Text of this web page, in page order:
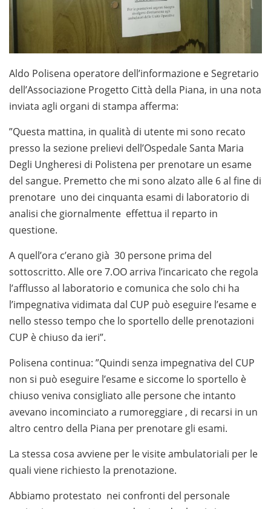
Aldo Polisena operatore dell’informazione e Segretario
dell’Associazione Progetto Città della Piana, in una nota
inviata agli organi di stampa afferma:
”Questa mattina, in qualità di utente mi sono recato
presso la sezione prelievi dell’Ospedale Santa Maria
Degli Ungheresi di Polistena per prenotare un esame
del sangue. Premetto che mi sono alzato alle 6 al fine di
prenotare uno dei cinquanta esami di laboratorio di
analisi che giornalmente effettua il reparto in
questione.
A quell’ora c’erano già 30 persone prima del
sottoscritto. Alle ore 7.OO arriva l’incaricato che regola
l’afflusso al laboratorio e comunica che solo chi ha
l’impegnativa vidimata dal CUP può eseguire l’esame e
nello stesso tempo che lo sportello delle prenotazioni
CUP è chiuso da ieri”.
Polisena continua: ”Quindi senza impegnativa del CUP
non si può eseguire l’esame e siccome lo sportello è
chiuso veniva consigliato alle persone che intanto
avevano incominciato a rumoreggiare , di recarsi in un
altro centro della Piana per prenotare gli esami.
La stessa cosa avviene per le visite ambulatoriali per le
quali viene richiesto la prenotazione.
Abbiamo protestato nei confronti del personale